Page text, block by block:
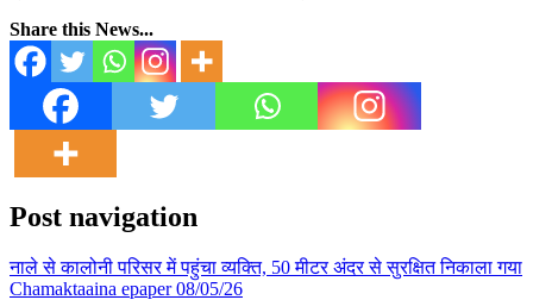
Share this News...
Post navigation
नाले से कालोनी परिसर में पहुंचा व्यक्ति, 50 मीटर अंदर से सुरक्षित निकाला गया
Chamaktaaina epaper 08/05/26